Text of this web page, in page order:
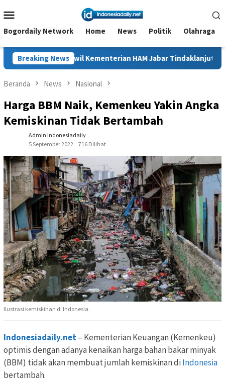
ke
kontenMobile
Bogordaily Network Home News Politik Olahraga
Breaking News
Kementerian HAM Jabar Tindaklanjuti Kasus Sukajaya,
Beranda News Nasional
Harga BBM Naik, Kemenkeu Yakin Angka
Kemiskinan Tidak Bertambah
Admin Indonesiadaily
5 September 2022
716 Dilihat
Ilustrasi kemiskinan di Indonesia.
Indonesiadaily.net– Kementerian Keuangan (Kemenkeu)
optimis dengan adanya kenaikan harga bahan bakar minyak
(BBM) tidak akan membuat jumlah kemiskinan diIndonesia
bertambah.